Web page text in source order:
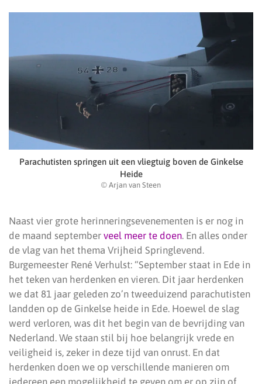
Parachutisten springen uit een vliegtuig boven de Ginkelse
Heide
© Arjan van Steen
Naast vier grote herinneringsevenementen is er nog in
de maand september veel meer te doen. En alles onder
de vlag van het thema Vrijheid Springlevend.
Burgemeester René Verhulst: “September staat in Ede in
het teken van herdenken en vieren. Dit jaar herdenken
we dat 81 jaar geleden zo’n tweeduizend parachutisten
landden op de Ginkelse heide in Ede. Hoewel de slag
werd verloren, was dit het begin van de bevrijding van
Nederland. We staan stil bij hoe belangrijk vrede en
veiligheid is, zeker in deze tijd van onrust. En dat
herdenken doen we op verschillende manieren om